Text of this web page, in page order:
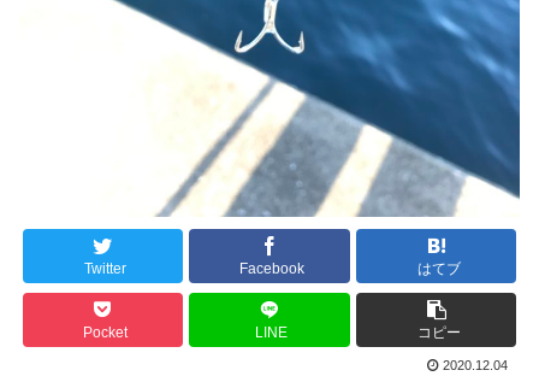
Twitter Facebook はてブ
Pocket LINE コピー
2020.12.04